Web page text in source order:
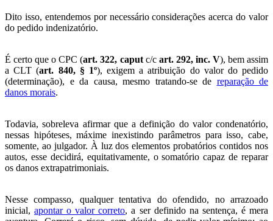
Dito isso, entendemos por necessário considerações acerca do valor
do pedido indenizatório.
É certo que o CPC (art. 322, caputc/c art. 292, inc. V), bem assim
a CLT (art. 840, § 1º), exigem a atribuição do valor do pedido
(determinação), e da causa, mesmo tratando-se de reparação de
danos morais.
Todavia, sobreleva afirmar que a definição do valor condenatório,
nessas hipóteses, máxime inexistindo parâmetros para isso, cabe,
somente, ao julgador. À luz dos elementos probatórios contidos nos
autos, esse decidirá, equitativamente, o somatório capaz de reparar
os danos extrapatrimoniais.
Nesse compasso, qualquer tentativa do ofendido, no arrazoado
inicial,apontar o valor correto, a ser definido na sentença, é mera